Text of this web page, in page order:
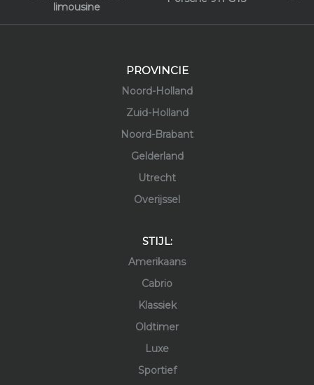
limousine
PROVINCIE
Noord-Holland
Zuid-Holland
Noord-Brabant
Gelderland
Utrecht
Overijssel
STIJL:
Amerikaans
Cabrio
Klassiek
Oldtimer
Luxe
Sportief